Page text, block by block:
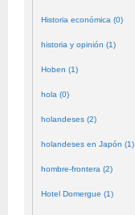
Historia económica (0)
historia y opinión (1)
Hoben (1)
hola (0)
holandeses (2)
holandeses en Japón (1)
hombre-frontera (2)
Hotel Domergue (1)